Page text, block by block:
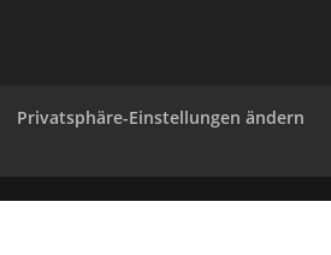
Privatsphäre-Einstellungen ändern